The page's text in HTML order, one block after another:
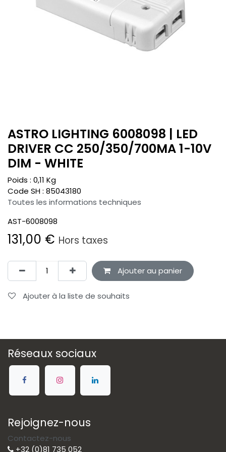
ASTRO LIGHTING 6008098 | LED
DRIVER CC 250/350/700MA 1-10V
DIM - WHITE
Poids : 0,11 Kg
Code SH : 85043180
Toutes les informations techniques
AST-6008098
131,00 € Hors taxes
Ajouter au panier
Ajouter à la liste de souhaits
Réseaux sociaux
Rejoignez-nous
Contactez-nous
+32 (0)81 735 052